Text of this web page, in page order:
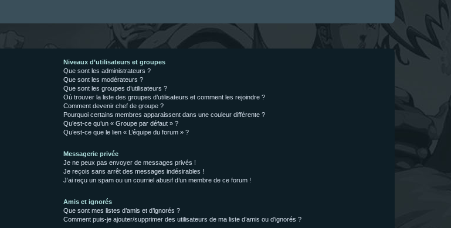
Niveaux d’utilisateurs et groupes
Que sont les administrateurs ?
Que sont les modérateurs ?
Que sont les groupes d’utilisateurs ?
Où trouver la liste des groupes d’utilisateurs et comment les rejoindre ?
Comment devenir chef de groupe ?
Pourquoi certains membres apparaissent dans une couleur différente ?
Qu’est-ce qu’un « Groupe par défaut » ?
Qu’est-ce que le lien « L’équipe du forum » ?
Messagerie privée
Je ne peux pas envoyer de messages privés !
Je reçois sans arrêt des messages indésirables !
J’ai reçu un spam ou un courriel abusif d’un membre de ce forum !
Amis et ignorés
Que sont mes listes d’amis et d’ignorés ?
Comment puis-je ajouter/supprimer des utilisateurs de ma liste d’amis ou d’ignorés ?